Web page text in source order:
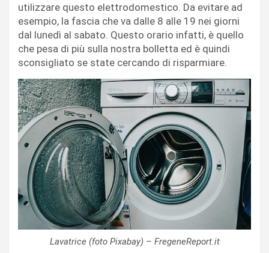
utilizzare questo elettrodomestico. Da evitare ad
esempio, la fascia che va dalle 8 alle 19 nei giorni
dal lunedì al sabato. Questo orario infatti, è quello
che pesa di più sulla nostra bolletta ed è quindi
sconsigliato se state cercando di risparmiare.
Lavatrice (foto Pixabay) – FregeneReport.it